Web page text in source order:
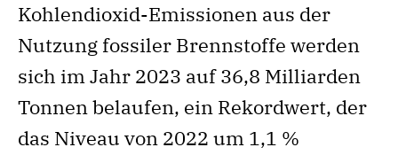
Kohlendioxid-Emissionen aus der
Nutzung fossiler Brennstoffe werden
sich im Jahr 2023 auf 36,8 Milliarden
Tonnen belaufen, ein Rekordwert, der
das Niveau von 2022 um 1,1 %